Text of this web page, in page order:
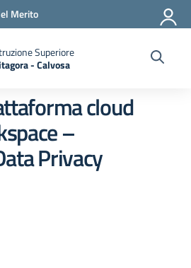
Merito
Superiore
- Calvosa
pagina iniziale della scuola
cloud
–
Privacy